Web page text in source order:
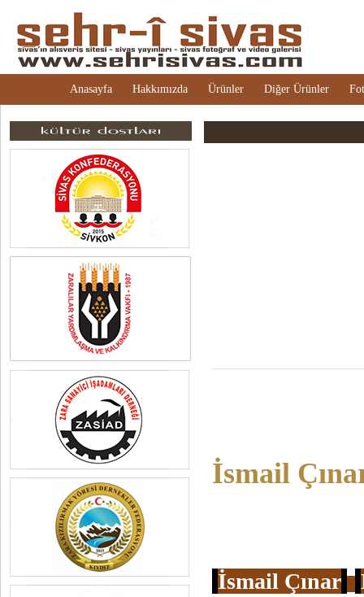
Anasayfa Hakkımızda Ürünler Diğer Ürünler
İsmail
İsmail Çınar